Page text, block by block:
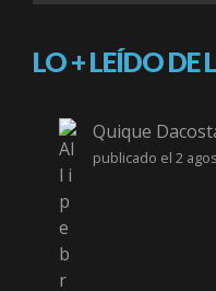
LO + LEÍDO
Quique
publicado el 2